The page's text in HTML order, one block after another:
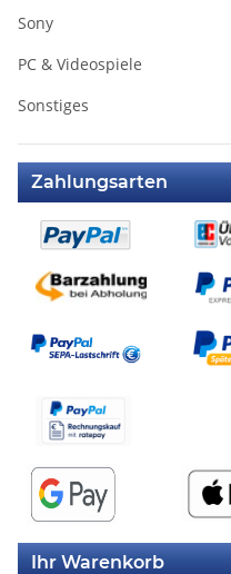
Sony
PC & Videospiele
Sonstiges
Zahlungsarten
Ihr Warenkorb